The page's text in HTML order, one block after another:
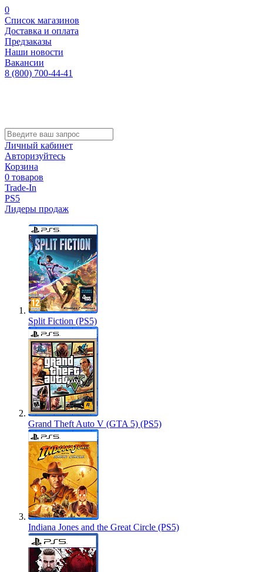
0
Список магазинов
Доставка и оплата
Предзаказы
Наши новости
Вакансии
8 (800) 700-44-41
Личный кабинет
Авторизуйтесь
Корзина
0 товаров
Trade-In
PS5
Лидеры продаж
Split Fiction (PS5)
Grand Theft Auto V (GTA 5) (PS5)
Indiana Jones and the Great Circle (PS5)